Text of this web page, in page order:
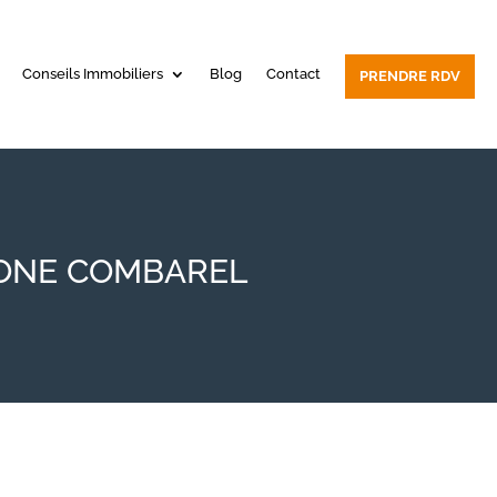
Conseils Immobiliers Blog Contact PRENDRE RDV
COMBAREL